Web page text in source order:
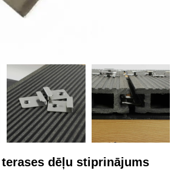
terases dēļu stiprinājums